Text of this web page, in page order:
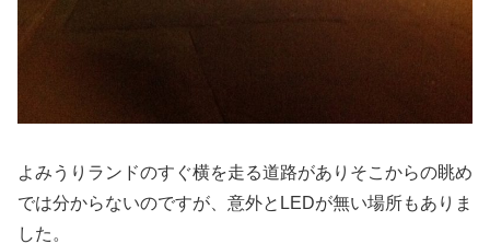
よみうりランドのすぐ横を走る道路がありそこからの眺め
では分からないのですが、意外とLEDが無い場所もありま
した。